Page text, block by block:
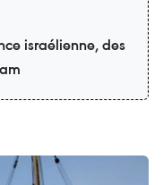
israélienne, des